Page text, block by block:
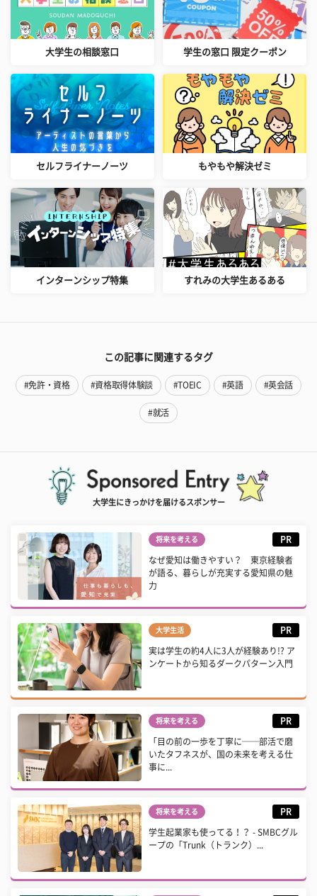
大学生の相談窓口 学生の窓口 限定クーポン
セルフライナーノーツ もやもや解決ゼミ
インターンシップ特集 すれみの大学生あるある
この記事に関連するタグ
#免許・資格 #資格取得体験談 #TOEIC #英語 #英会話
#就活
大学生にきっかけを届けるスポンサー
将来を考える PR
なぜ愛知は働きやすい？ 東京経験者
が語る、暮らしが充実する愛知県の魅
力
大学生活 PR
実は学生の約4人に3人が経験あり!? ア
ンケートから知るダークパターン入門
将来を考える PR
「目の前の一歩を丁寧に──部活で磨
いたタフネスが、国の未来を考える仕
事に...
将来を考える PR
学生起業家も使ってる！？ - SMBCグル
ープの「Trunk（トランク）...